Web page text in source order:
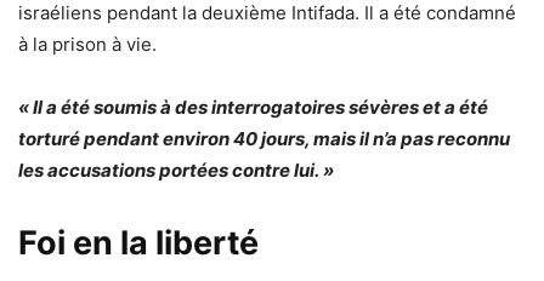
israéliens pendant la deuxième Intifada. Il a été condamné
à la prison à vie.
« Il a été soumis à des interrogatoires sévères et a été
torturé pendant environ 40 jours, mais il n’a pas reconnu
les accusations portées contre lui. »
Foi en la liberté